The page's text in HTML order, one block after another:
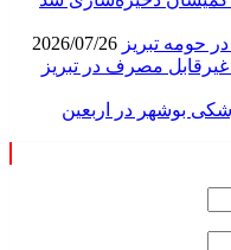
حومه تبریز
بوشهر در اربعین